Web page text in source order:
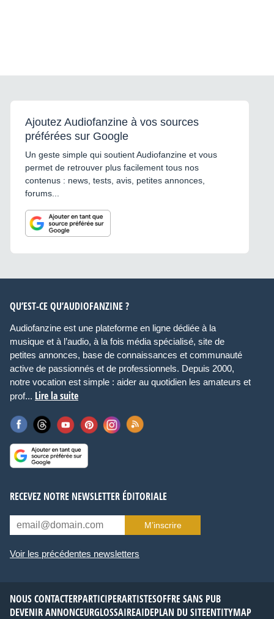
Ajoutez Audiofanzine à vos sources
préférées sur Google
Un geste simple qui soutient Audiofanzine et vous
permet de retrouver plus facilement tous nos
contenus : news, tests, avis, petites annonces,
forums...
QU’EST-CE QU’AUDIOFANZINE ?
Audiofanzine est une plateforme en ligne dédiée à la
musique et à l’audio, à la fois média spécialisé, site de
petites annonces, base de connaissances et communauté
active de passionnés et de professionnels. Depuis 2000,
notre vocation est simple : aider au quotidien les amateurs et
prof... Lire la suite
RECEVEZ NOTRE NEWSLETTER ÉDITORIALE
M’inscrire
Voir les précédentes newsletters
NOUS CONTACTERPARTICIPERARTISTESOFFRE SANS PUB
DEVENIR ANNONCEURGLOSSAIREAIDEPLAN DU SITEENTITYMAP